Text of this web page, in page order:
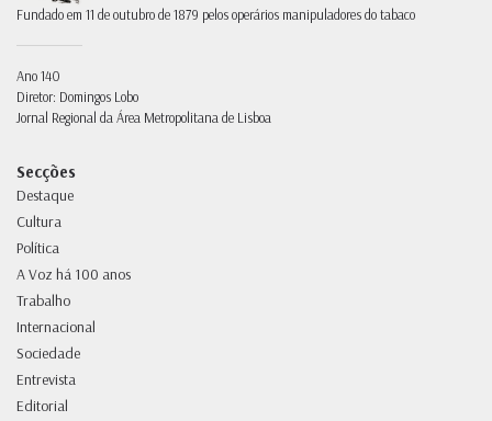
Fundado em 11 de outubro de 1879 pelos operários manipuladores do tabaco
Ano 140
Diretor: Domingos Lobo
Jornal Regional da Área Metropolitana de Lisboa
Secções
Destaque
Cultura
Política
A Voz há 100 anos
Trabalho
Internacional
Sociedade
Entrevista
Editorial